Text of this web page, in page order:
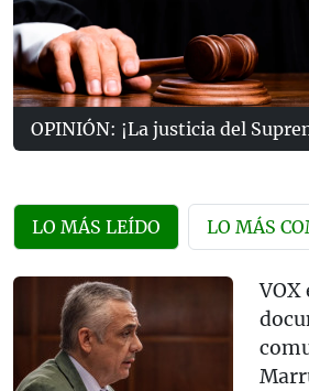
OPINIÓN: ¡La justicia del
LO MÁS LEÍDO LO MÁS
VOX